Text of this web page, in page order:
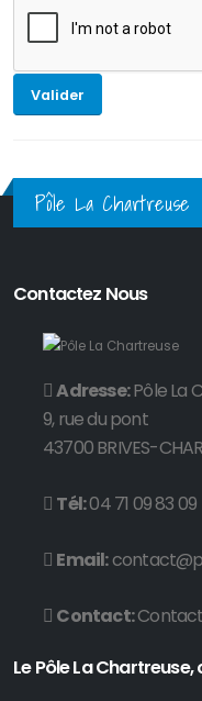
Valider
Pôle La Chartreuse
Contactez Nous
Adresse:Pôle La
9, rue du pont
43700 BRIVES-
Tél:04 71 09 83 09
Email:
Contact:Contact
Le Pôle La Chartreuse,